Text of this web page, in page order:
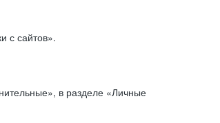
с сайтов».
в разделе «Личные